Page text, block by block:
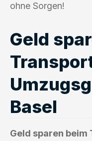
ohne Sorgen!
Geld
Basel
Geld sparen beim